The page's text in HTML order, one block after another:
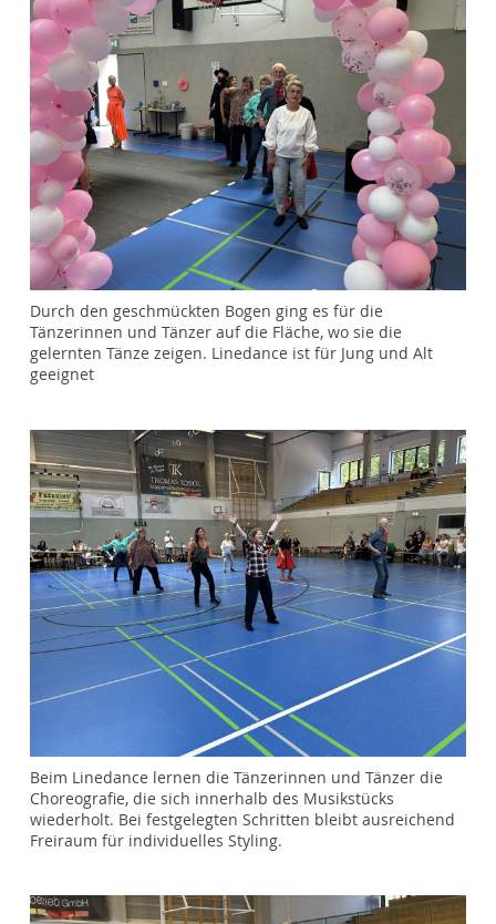
Durch den geschmückten Bogen ging es für die
Tänzerinnen und Tänzer auf die Fläche, wo sie die
gelernten Tänze zeigen. Linedance ist für Jung und Alt
geeignet
Beim Linedance lernen die Tänzerinnen und Tänzer die
Choreografie, die sich innerhalb des Musikstücks
wiederholt. Bei festgelegten Schritten bleibt ausreichend
Freiraum für individuelles Styling.